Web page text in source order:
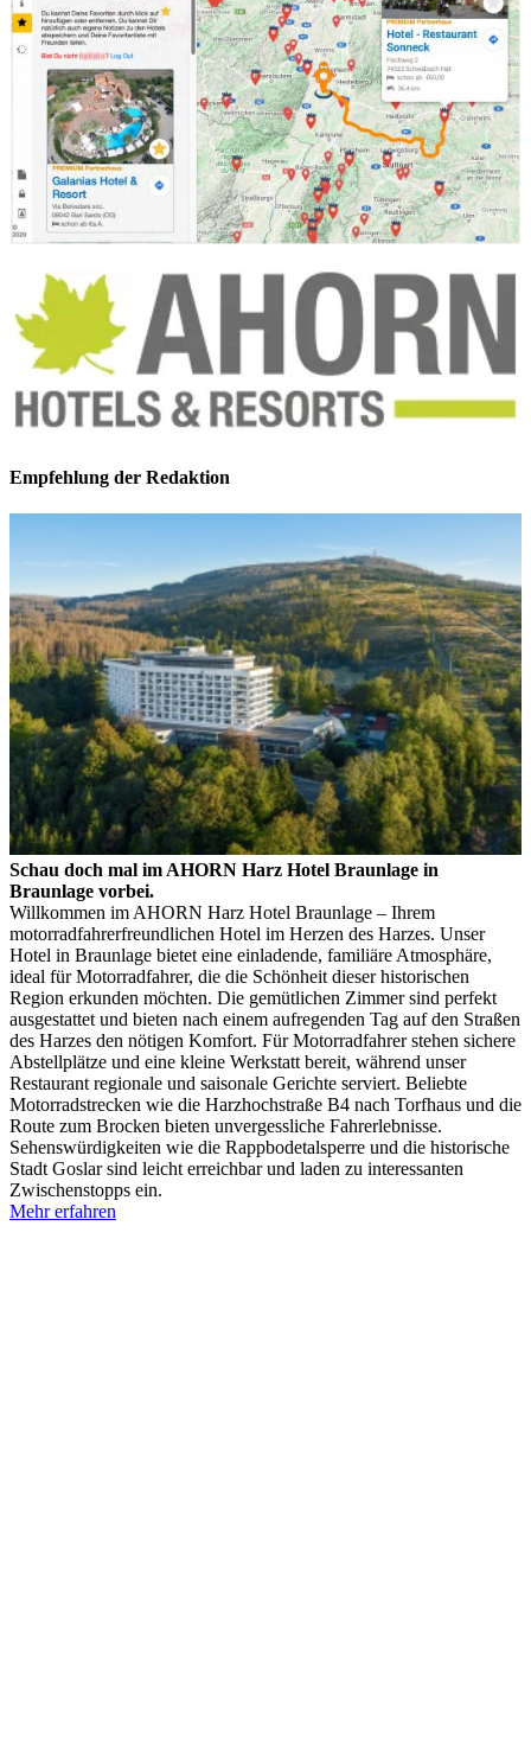
Empfehlung der Redaktion
Schau doch mal im AHORN Harz Hotel Braunlage in
Braunlage vorbei.
Willkommen im AHORN Harz Hotel Braunlage – Ihrem
motorradfahrerfreundlichen Hotel im Herzen des Harzes. Unser
Hotel in Braunlage bietet eine einladende, familiäre Atmosphäre,
ideal für Motorradfahrer, die die Schönheit dieser historischen
Region erkunden möchten. Die gemütlichen Zimmer sind perfekt
ausgestattet und bieten nach einem aufregenden Tag auf den Straßen
des Harzes den nötigen Komfort. Für Motorradfahrer stehen sichere
Abstellplätze und eine kleine Werkstatt bereit, während unser
Restaurant regionale und saisonale Gerichte serviert. Beliebte
Motorradstrecken wie die Harzhochstraße B4 nach Torfhaus und die
Route zum Brocken bieten unvergessliche Fahrerlebnisse.
Sehenswürdigkeiten wie die Rappbodetalsperre und die historische
Stadt Goslar sind leicht erreichbar und laden zu interessanten
Zwischenstopps ein.
Mehr erfahren